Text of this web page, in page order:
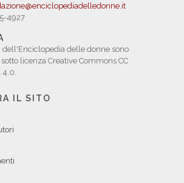
4927
dell'Enciclopedia delle donne sono
licenza Creative Commons CC
IL SITO